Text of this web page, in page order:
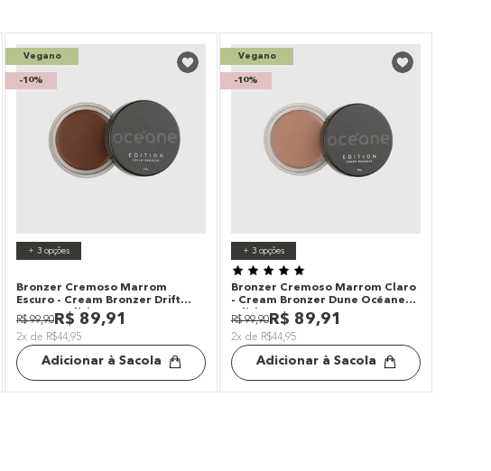
Vegano
-10%
+ 3 opções
Bronzer Cremoso Marrom
Escuro - Cream Bronzer Drift
Océane Edition
R$ 99,90 R$ 89,91
2x de R$44,95
Adicionar à Sacola
Vegano
-10%
+ 3 opções
Bronzer Cremoso Marrom Claro
- Cream Bronzer Dune Océane
Edition
R$ 99,90 R$ 89,91
2x de R$44,95
Adicionar à Sacola